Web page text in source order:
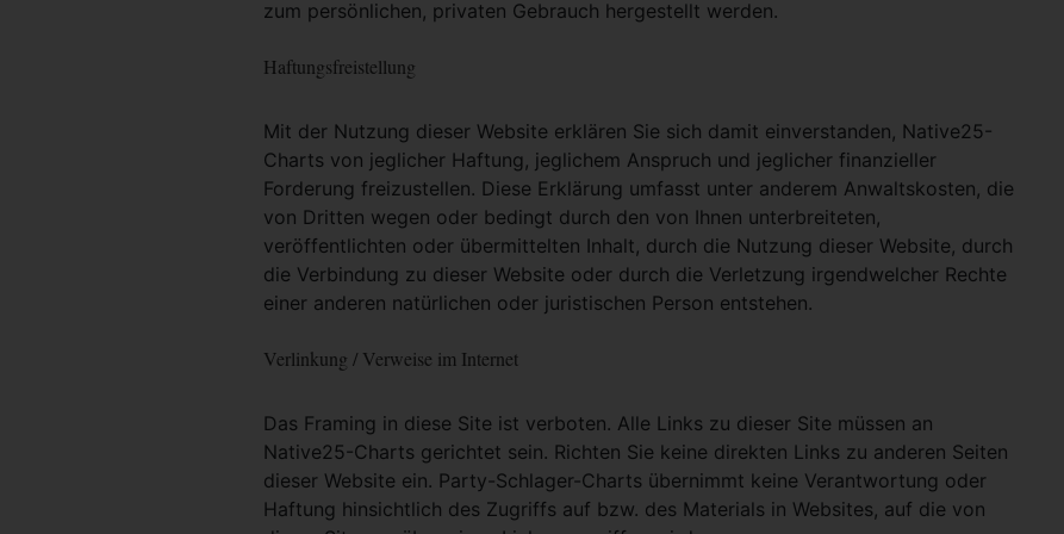
zum persönlichen, privaten Gebrauch hergestellt werden.
Haftungsfreistellung
Mit der Nutzung dieser Website erklären Sie sich damit einverstanden, Native25-
Charts von jeglicher Haftung, jeglichem Anspruch und jeglicher finanzieller
Forderung freizustellen. Diese Erklärung umfasst unter anderem Anwaltskosten, die
von Dritten wegen oder bedingt durch den von Ihnen unterbreiteten,
veröffentlichten oder übermittelten Inhalt, durch die Nutzung dieser Website, durch
die Verbindung zu dieser Website oder durch die Verletzung irgendwelcher Rechte
einer anderen natürlichen oder juristischen Person entstehen.
Verlinkung / Verweise im Internet
Das Framing in diese Site ist verboten. Alle Links zu dieser Site müssen an
Native25-Charts gerichtet sein. Richten Sie keine direkten Links zu anderen Seiten
dieser Website ein. Party-Schlager-Charts übernimmt keine Verantwortung oder
Haftung hinsichtlich des Zugriffs auf bzw. des Materials in Websites, auf die von